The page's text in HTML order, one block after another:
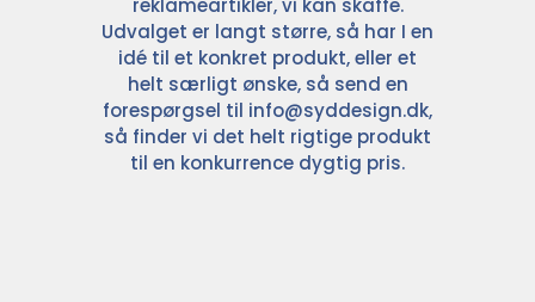
reklameartikler, vi kan skaffe.
Udvalget er langt større, så har I en
idé til et konkret produkt, eller et
helt særligt ønske, så send en
forespørgsel til info@syddesign.dk,
så finder vi det helt rigtige produkt
til en konkurrence dygtig pris.